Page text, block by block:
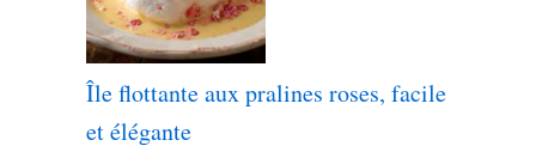
Île flottante aux pralines roses, facile
et élégante